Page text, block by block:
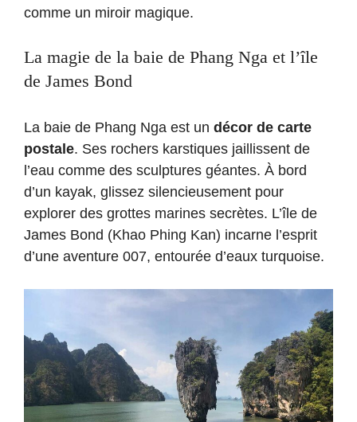
comme un miroir magique.
La magie de la baie de Phang Nga et l’île
de James Bond
La baie de Phang Nga est un décor de carte
postale. Ses rochers karstiques jaillissent de
l’eau comme des sculptures géantes. À bord
d’un kayak, glissez silencieusement pour
explorer des grottes marines secrètes. L’île de
James Bond (Khao Phing Kan) incarne l’esprit
d’une aventure 007, entourée d’eaux turquoise.